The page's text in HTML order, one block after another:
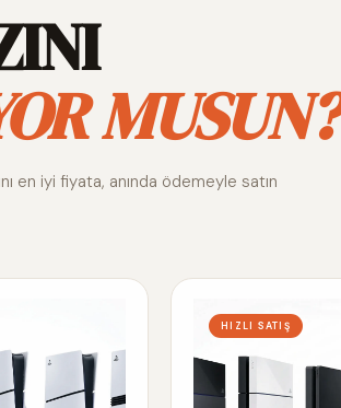
MUSUN?
en iyi fiyata, anında ödemeyle satın
HIZLI SATIŞ